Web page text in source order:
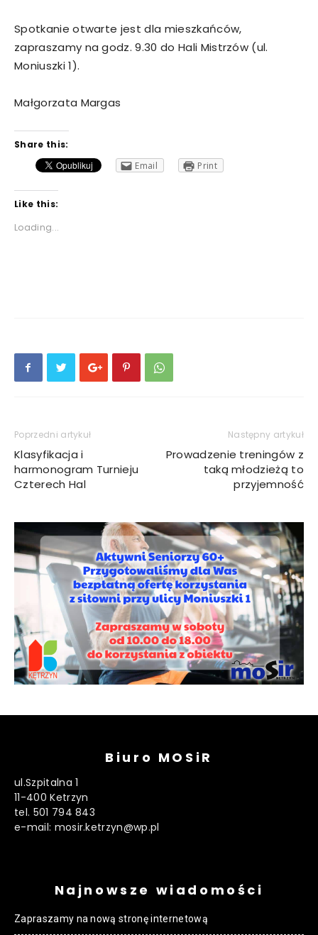
Spotkanie otwarte jest dla mieszkańców,
zapraszamy na godz. 9.30 do Hali Mistrzów (ul.
Moniuszki 1).
Małgorzata Margas
Share this:
Email
Print
Like this:
Loading...
Poprzedni artykuł
Klasyfikacja i
harmonogram Turnieju
Czterech Hal
Następny artykuł
Prowadzenie treningów z
taką młodzieżą to
przyjemność
Biuro MOSiR
ul.Szpitalna 1
11-400 Ketrzyn
tel. 501 794 843
e-mail: mosir.ketrzyn@wp.pl
Najnowsze wiadomości
Zapraszamy na nową stronę internetową